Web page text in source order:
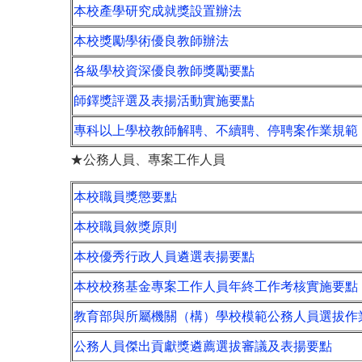
本校產學研究成就獎設置辦法
本校獎勵學術優良教師辦法
各級學校資深優良教師獎勵要點
師鐸獎評選及表揚活動實施要點
專科以上學校教師解聘、不續聘、停聘案作業規範
★公務人員、專案工作人員
本校職員獎懲要點
本校職員敘獎原則
本校優秀行政人員遴選表揚要點
本校校務基金專案工作人員年終工作考核實施要點
教育部與所屬機關（構）學校模範公務人員選拔作
公務人員傑出貢獻獎遴薦選拔審議及表揚要點